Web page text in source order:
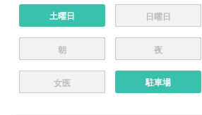
土曜日 日曜日
朝 夜
女医 駐車場